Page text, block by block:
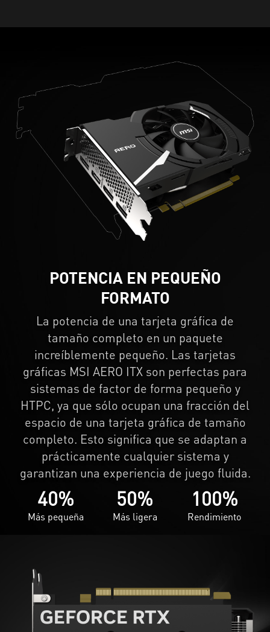
POTENCIA EN PEQUEÑO
FORMATO
La potencia de una tarjeta gráfica de
tamaño completo en un paquete
increíblemente pequeño. Las tarjetas
gráficas MSI AERO ITX son perfectas para
sistemas de factor de forma pequeño y
HTPC, ya que sólo ocupan una fracción del
espacio de una tarjeta gráfica de tamaño
completo. Esto significa que se adaptan a
prácticamente cualquier sistema y
garantizan una experiencia de juego fluida.
40%
Más pequeña
50%
Más ligera
100%
Rendimiento